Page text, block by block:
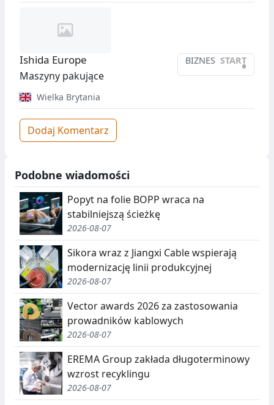
BIZNES START
•
Ishida Europe
Maszyny pakujące
Wielka Brytania
Dodaj Komentarz
Podobne wiadomości
Popyt na folie BOPP wraca na
stabilniejszą ścieżkę
2026-08-07
Sikora wraz z Jiangxi Cable wspierają
modernizację linii produkcyjnej
2026-08-07
Vector awards 2026 za zastosowania
prowadników kablowych
2026-08-07
EREMA Group zakłada długoterminowy
wzrost recyklingu
2026-08-07